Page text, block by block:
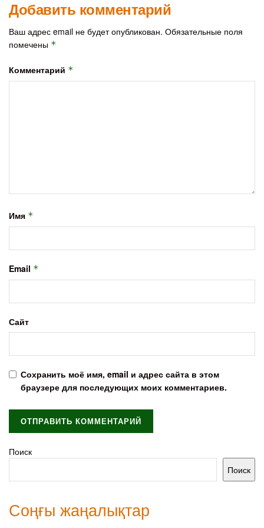
Добавить комментарий
Ваш адрес email не будет опубликован. Обязательные поля
помечены *
Комментарий *
Имя *
Email *
Сайт
Сохранить моё имя, email и адрес сайта в этом
браузере для последующих моих комментариев.
Поиск
Поиск
Соңғы жаңалықтар